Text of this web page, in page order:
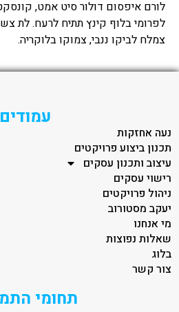
לורם איפסום דולור סיט אמט,
לפרומי בלוף קינץ תתיח לרעח. לת
צמלח לביקו ננבי, צמוקו בלוקריה.
עמודים
נעה אחזקות
תכנון ביצוע פרויקטים
עיצוב ותכנון עסקים
רישוי עסקים
ניהול פרויקטים
יעקב מסטורוב
מי אנחנו
שאלות נפוצות
בלוג
צור קשר
תחומי